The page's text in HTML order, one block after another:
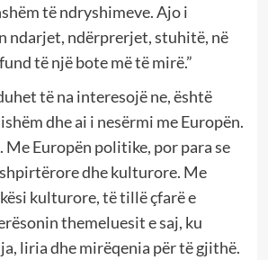
të ndryshimeve. Ajo i
ndarjet, ndërprerjet, stuhitë, në
të një bote më të mirë.”
të na interesojë ne, është
dhe ai i nesërmi me Europën.
Europën politike, por para se
dhe kulturore. Me
kulturore, të tillë çfarë e
themeluesit e saj, ku
liria dhe mirëqenia për të gjithë.